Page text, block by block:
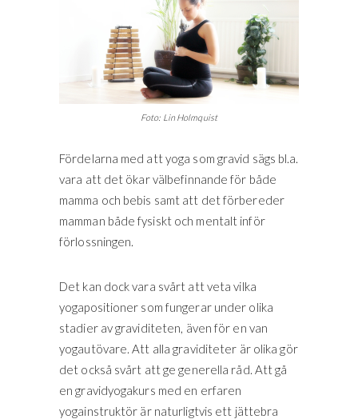
Foto: Lin Holmquist
Fördelarna med att yoga som gravid sägs bl.a.
vara att det ökar välbefinnande för både
mamma och bebis samt att det förbereder
mamman både fysiskt och mentalt inför
förlossningen.
Det kan dock vara svårt att veta vilka
yogapositioner som fungerar under olika
stadier av graviditeten, även för en van
yogautövare. Att alla graviditeter är olika gör
det också svårt att ge generella råd. Att gå
en gravidyogakurs med en erfaren
yogainstruktör är naturligtvis ett jättebra